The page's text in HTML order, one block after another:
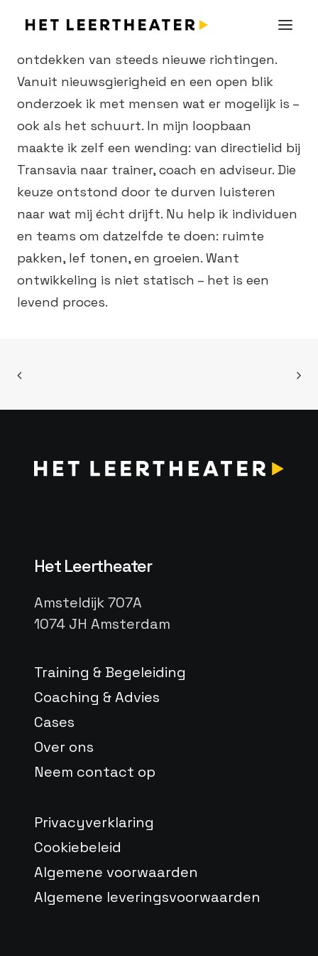
ontdekken van steeds nieuwe richtingen.
Vanuit nieuwsgierigheid en een open blik
onderzoek ik met mensen wat er mogelijk is –
ook als het schuurt. In mijn loopbaan
maakte ik zelf een wending: van directielid bij
Transavia naar trainer, coach en adviseur. Die
keuze ontstond door te durven luisteren
naar wat mij écht drijft. Nu help ik individuen
en teams om datzelfde te doen: ruimte
pakken, lef tonen, en groeien. Want
ontwikkeling is niet statisch – het is een
levend proces.
Het Leertheater
Amsteldijk 707A
1074 JH Amsterdam
Training & Begeleiding
Coaching & Advies
Cases
Over ons
Neem contact op
Privacyverklaring
Cookiebeleid
Algemene voorwaarden
Algemene leveringsvoorwaarden